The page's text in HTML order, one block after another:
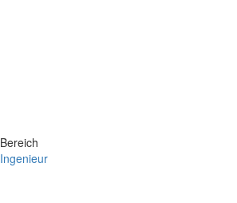
Bereich
Ingenieur